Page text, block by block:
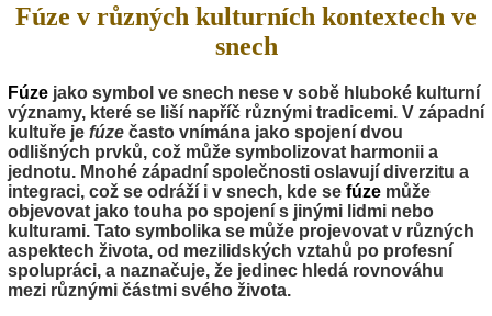
Fúze v různých kulturních kontextech ve
snech
Fúze jako symbol ve snech nese v sobě hluboké kulturní
významy, které se liší napříč různými tradicemi. V západní
kultuře je fúze často vnímána jako spojení dvou
odlišných prvků, což může symbolizovat harmonii a
jednotu. Mnohé západní společnosti oslavují diverzitu a
integraci, což se odráží i v snech, kde se fúze může
objevovat jako touha po spojení s jinými lidmi nebo
kulturami. Tato symbolika se může projevovat v různých
aspektech života, od mezilidských vztahů po profesní
spolupráci, a naznačuje, že jedinec hledá rovnováhu
mezi různými částmi svého života.